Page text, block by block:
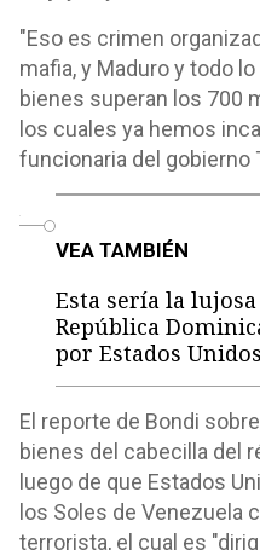
"Eso es crimen
mafia, y Maduro y todo
bienes superan los 700
los cuales ya hemos
funcionaria del gobierno
VEA TAMBIÉN
Esta sería la
República
por Estados Unidos
El reporte de Bondi
bienes del cabecilla del
luego de que Estados
los Soles de Venezuela
terrorista, el cual es